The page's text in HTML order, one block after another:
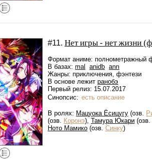
#11. Нет игры - нет жизни
Формат аниме: полнометражный
В базах: mal anidb ann
Жанры: приключения, фэнтези
В основе лежит ранобэ
Первый релиз: 15.07.2017
Синопсис: есть описание
В ролях: Мацуока Ёсицугу (озв.
(озв. Коронэ), Тамура Юкари (озв.
Ното Мамико (озв. Синку)